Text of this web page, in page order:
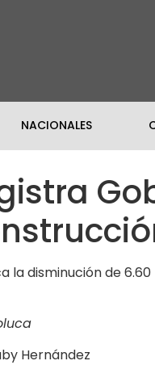
NACIONALES
la disminución de
Hernández